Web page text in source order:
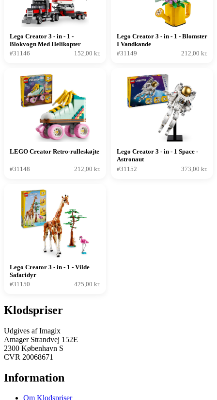
Lego Creator 3 - in - 1 -
Blokvogn Med Helikopter
#31146
152,00 kr.
Lego Creator 3 - in - 1 - Blomster
I Vandkande
#31149
212,00 kr.
LEGO Creator Retro-rulleskøjte
#31148 212,00 kr.
Lego Creator 3 - in - 1 Space -
Astronaut
#31152
373,00 kr.
Lego Creator 3 - in - 1 - Vilde
Safaridyr
#31150
425,00 kr.
Klodspriser
Udgives af Imagix
Amager Strandvej 152E
2300 København S
CVR 20068671
Information
Om Klodspriser